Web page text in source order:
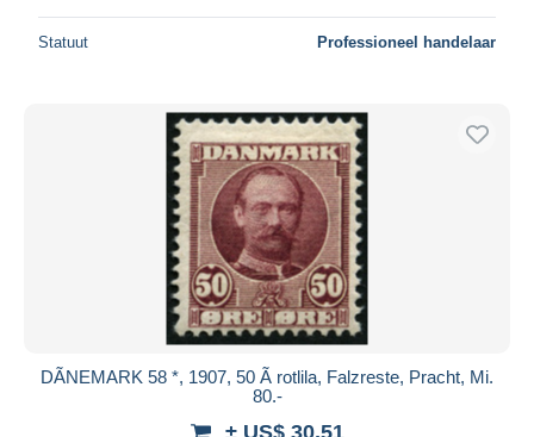
Statuut Professioneel handelaar
DÃNEMARK 58 *, 1907, 50 Ã rotlila, Falzreste, Pracht, Mi.
80.-
± US$ 30,51